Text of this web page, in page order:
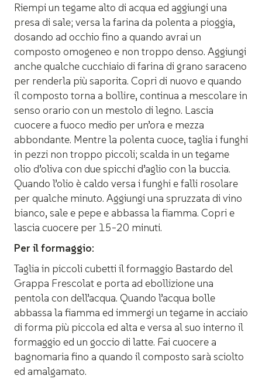
Riempi un tegame alto di acqua ed aggiungi una
presa di sale; versa la farina da polenta a pioggia,
dosando ad occhio fino a quando avrai un
composto omogeneo e non troppo denso. Aggiungi
anche qualche cucchiaio di farina di grano saraceno
per renderla più saporita. Copri di nuovo e quando
il composto torna a bollire, continua a mescolare in
senso orario con un mestolo di legno. Lascia
cuocere a fuoco medio per un’ora e mezza
abbondante. Mentre la polenta cuoce, taglia i funghi
in pezzi non troppo piccoli; scalda in un tegame
olio d’oliva con due spicchi d’aglio con la buccia.
Quando l’olio è caldo versa i funghi e falli rosolare
per qualche minuto. Aggiungi una spruzzata di vino
bianco, sale e pepe e abbassa la fiamma. Copri e
lascia cuocere per 15-20 minuti.
Per il formaggio:
Taglia in piccoli cubetti il formaggio Bastardo del
Grappa Frescolat e porta ad ebollizione una
pentola con dell’acqua. Quando l’acqua bolle
abbassa la fiamma ed immergi un tegame in acciaio
di forma più piccola ed alta e versa al suo interno il
formaggio ed un goccio di latte. Fai cuocere a
bagnomaria fino a quando il composto sarà sciolto
ed amalgamato.